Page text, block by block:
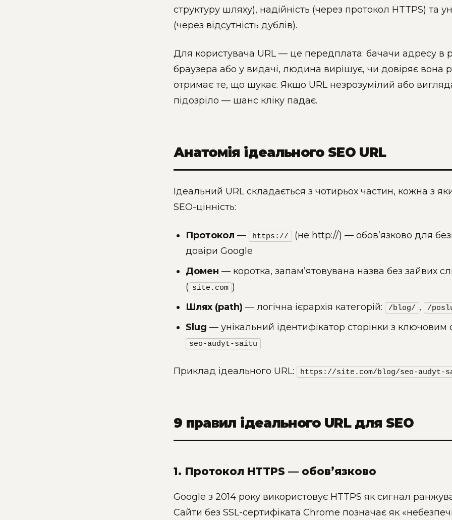
структуру шляху), надійність (через протокол HTTPS) та
(через відсутність дублів).
Для користувача URL — це передплата: бачачи адресу в
браузера або у видачі, людина вирішує, чи довіряє вона
отримає те, що шукає. Якщо URL незрозумілий або
підозріло — шанс кліку падає.
Анатомія ідеального SEO URL
Ідеальний URL складається з чотирьох частин, кожна з
SEO-цінність:
Протокол — https://
(не http://) — обов’язково для
довіри Google
Домен — коротка, запам’ятовувана назва без зайвих
( site.com )
Шлях (path) — логічна ієрархія категорій: /blog/ , /
Slug — унікальний ідентифікатор сторінки з ключовим
seo-audyt-saitu
Приклад ідеального URL: https://site.com/blog/seo-audyt-
9 правил ідеального URL для SEO
1. Протокол HTTPS — обов’язково
Google з 2014 року використовує HTTPS як сигнал
Сайти без SSL-сертифіката Chrome позначає як